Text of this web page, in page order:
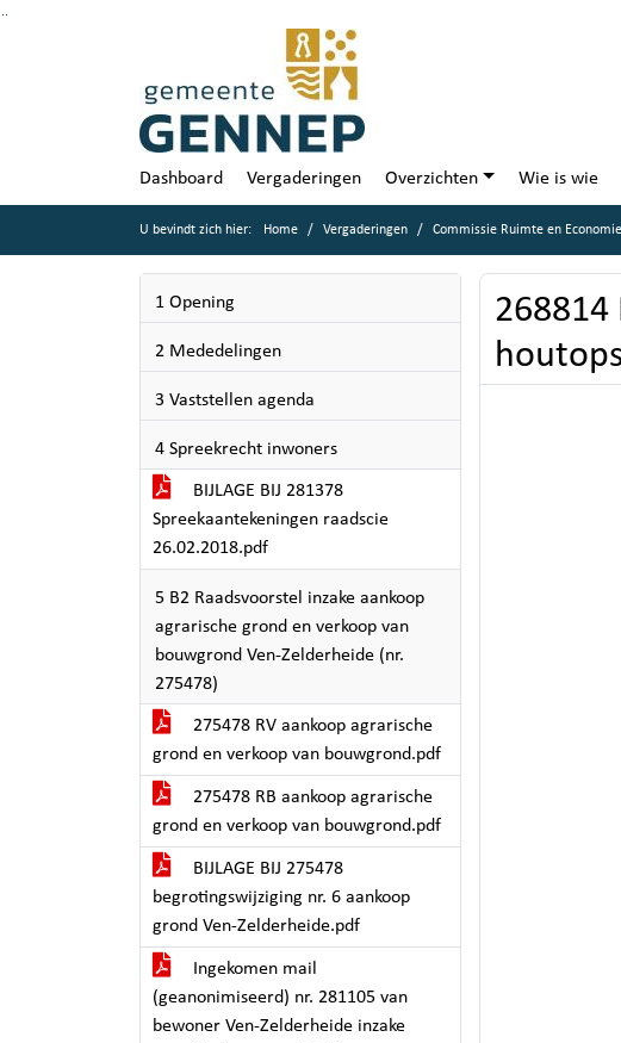
Dashboard Vergaderingen Overzichten Wie is wie
U bevindt zich hier: Home Vergaderingen Commissie Ruimte en
1 Opening
2 Mededelingen
3 Vaststellen agenda
4 Spreekrecht inwoners
BIJLAGE BIJ 281378
Spreekaantekeningen raadscie
26.02.2018.pdf
5 B2 Raadsvoorstel inzake aankoop
agrarische grond en verkoop van
bouwgrond Ven-Zelderheide (nr.
275478)
275478 RV aankoop agrarische
grond en verkoop van bouwgrond.pdf
275478 RB aankoop agrarische
grond en verkoop van bouwgrond.pdf
BIJLAGE BIJ 275478
begrotingswijziging nr. 6 aankoop
grond Ven-Zelderheide.pdf
Ingekomen mail
(geanonimiseerd) nr. 281105 van
bewoner Ven-Zelderheide inzake
268814